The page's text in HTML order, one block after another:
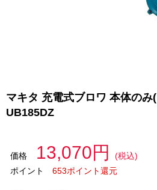
マキタ 充電式ブロワ 本体のみ
UB185DZ
価格 13,070円
(税込)
ポイント
653ポイント還元